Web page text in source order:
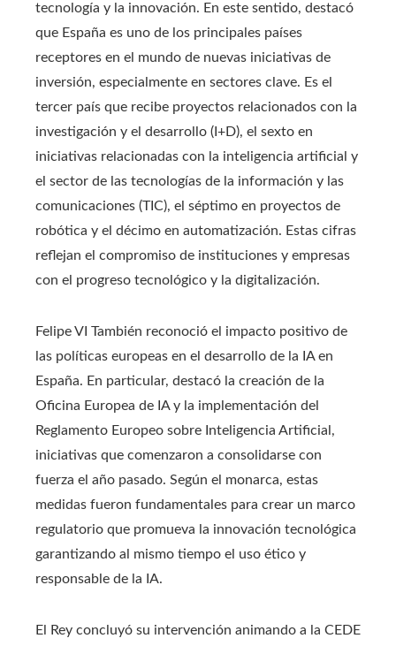
tecnología y la innovación. En este sentido, destacó
que España es uno de los principales países
receptores en el mundo de nuevas iniciativas de
inversión, especialmente en sectores clave. Es el
tercer país que recibe proyectos relacionados con la
investigación y el desarrollo (I+D), el sexto en
iniciativas relacionadas con la inteligencia artificial y
el sector de las tecnologías de la información y las
comunicaciones (TIC), el séptimo en proyectos de
robótica y el décimo en automatización. Estas cifras
reflejan el compromiso de instituciones y empresas
con el progreso tecnológico y la digitalización.
Felipe VI También reconoció el impacto positivo de
las políticas europeas en el desarrollo de la IA en
España. En particular, destacó la creación de la
Oficina Europea de IA y la implementación del
Reglamento Europeo sobre Inteligencia Artificial,
iniciativas que comenzaron a consolidarse con
fuerza el año pasado. Según el monarca, estas
medidas fueron fundamentales para crear un marco
regulatorio que promueva la innovación tecnológica
garantizando al mismo tiempo el uso ético y
responsable de la IA.
El Rey concluyó su intervención animando a la CEDE